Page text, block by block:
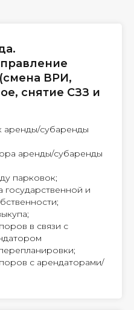
ВРИ,
снятие СЗЗ и
субаренды
аренды/субаренды
парковок;
государственной и
в связи с
с арендаторами/